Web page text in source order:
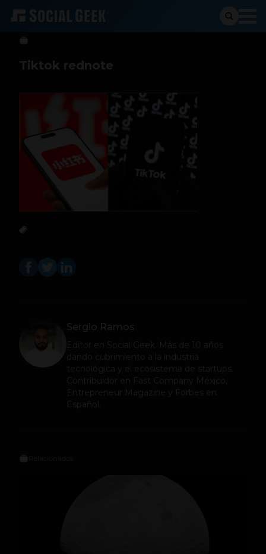
Sergio Ramos 17 de enero de 2025
Tiktok rednote
Sergio Ramos
Editor en Social Geek
. Más de 10 años
dando cubrimiento a la industria
tecnológica y el ecosistema de startups.
Contribuidor en Fast Company México,
Entrepreneur Magazine y Forbes en
Español.